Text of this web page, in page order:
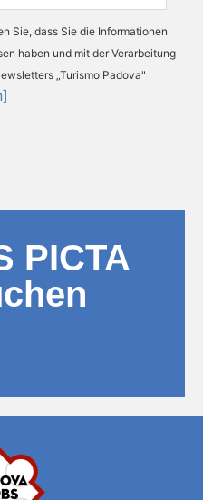
Sie, dass Sie die Informationen
haben und mit der Verarbeitung
„Turismo Padova"
PICTA